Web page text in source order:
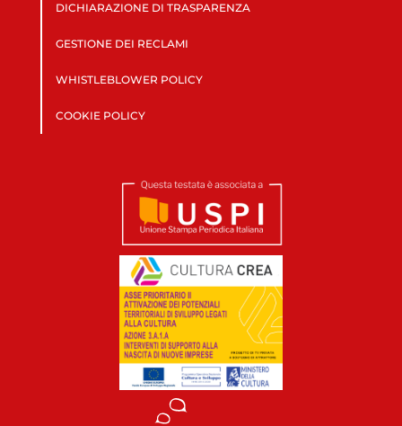
DICHIARAZIONE DI TRASPARENZA
GESTIONE DEI RECLAMI
WHISTLEBLOWER POLICY
COOKIE POLICY